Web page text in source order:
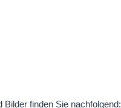
Bilder finden Sie nachfolgend: